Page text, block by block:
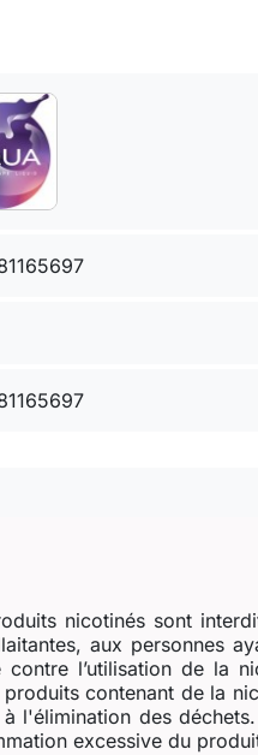
nicotinés sont
aux personnes
l’utilisation de la
contenant de la
l'élimination des
excessive du